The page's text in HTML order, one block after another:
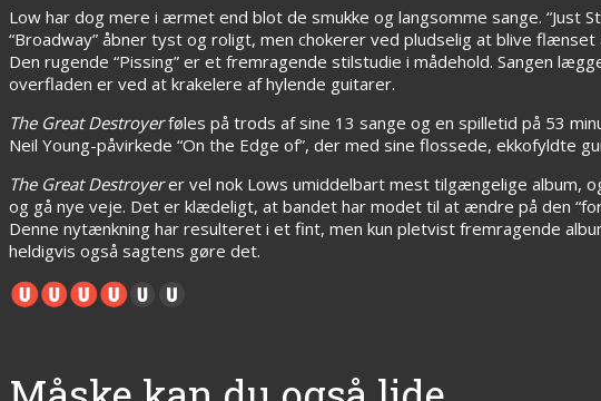
Low har dog mere i ærmet end blot de smukke og langsomme sange. “Just
“Broadway” åbner tyst og roligt, men chokerer ved pludselig at blive
Den rugende “Pissing” er et fremragende stilstudie i mådehold. Sangen
overfladen er ved at krakelere af hylende guitarer.
The Great Destroyerføles på trods af sine 13 sange og en spilletid på 53
Neil Young-påvirkede “On the Edge of”, der med sine flossede,
The Great Destroyerer vel nok Lows umiddelbart mest tilgængelige album,
og gå nye veje. Det er klædeligt, at bandet har modet til at ændre på den
Denne nytænkning har resulteret i et fint, men kun pletvist fremragende
heldigvis også sagtens gøre det.